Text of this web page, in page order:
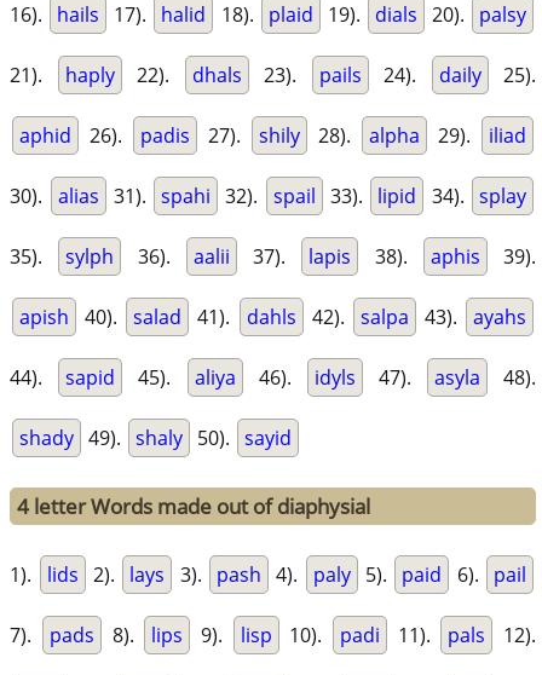
16). hails 17). halid 18). plaid 19). dials 20). palsy
21). haply 22). dhals 23). pails 24). daily 25).
aphid 26). padis 27). shily 28). alpha 29). iliad
30). alias 31). spahi 32). spail 33). lipid 34). splay
35). sylph 36). aalii 37). lapis 38). aphis 39).
apish 40). salad 41). dahls 42). salpa 43). ayahs
44). sapid 45). aliya 46). idyls 47). asyla 48).
shady 49). shaly 50). sayid
4 letter Words made out of diaphysial
1). lids 2). lays 3). pash 4). paly 5). paid 6). pail
7). pads 8). lips 9). lisp 10). padi 11). pals 12).